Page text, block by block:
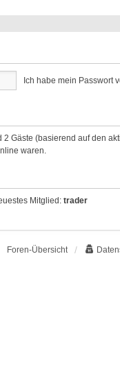
Ich habe mein Passwort
Gäste (basierend auf den
waren.
Mitglied: trader
Foren-Übersicht